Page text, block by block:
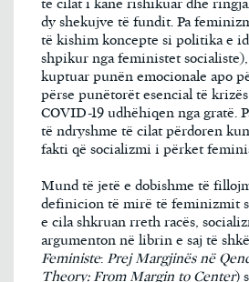
të cilat i kanë rishikuar dhe
dy shekujve të fundit. Pa
të kishim koncepte si politika e
shpikur nga feministet
kuptuar punën emocionale apo
përse punëtorët esencial të
COVID-19 udhëhiqen nga gratë.
të ndryshme të cilat përdoren
fakti që socializmi i përket
Mund të jetë e dobishme të
definicion të mirë të feminizmit
e cila shkruan rreth racës,
argumenton në librin e saj të
Feministe: Prej Margjinës në
Theory: From Margin to Center)